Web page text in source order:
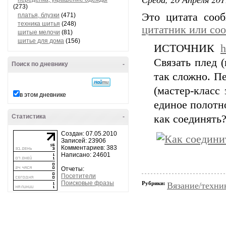
(273)
платья, блузки (471)
техника шитья (248)
шитые мелочи (81)
шитье для дома (156)
-
Поиск по дневнику
в этом дневнике
-
Статистика
Создан: 07.05.2010
Записей: 23906
Комментариев: 383
Написано: 24601
Отчеты:
Посетители
Поисковые фразы
Это цитата
цитатник или
ИСТОЧНИК
Связать плед
так сложно.
(мастер-
единое
как соединять?
Рубрики: Вязание/